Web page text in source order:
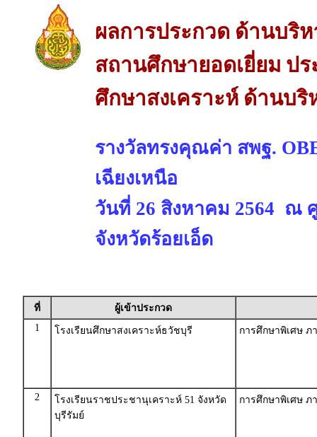
ผลการประกวด ด้านบริ
สถานศึกษายอดเยี่ยม ปร
ศึกษาสงเคราะห์ ด้านบริ
รางวัลทรงคุณค่า สพฐ.
เฉียงเหนือ
วันที่ 26 สิงหาคม 2564 ณ
จังหวัดร้อยเอ็ด
ที่
ผู้เข้าประกวด
1
โรงเรียนศึกษาสงเคราะห์ธวัชบุรี การศึกษาพิเศษ ภ
2
โรงเรียนราชประชานุเคราะห์ 51 จังหวัด
บุรีรัมย์
การศึกษาพิเศษ ภ